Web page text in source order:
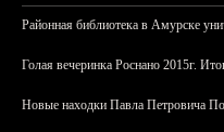
Районная библиотека в Амурске
Голая вечеринка Роснано 2015г.
Новые находки Павла Петровича